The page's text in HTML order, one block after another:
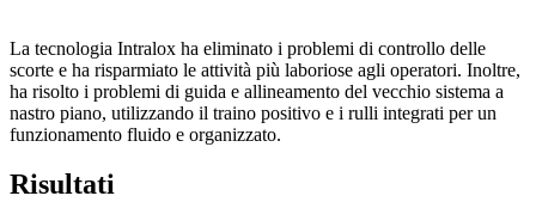
La tecnologia Intralox ha eliminato i problemi di controllo delle
scorte e ha risparmiato le attività più laboriose agli operatori. Inoltre,
ha risolto i problemi di guida e allineamento del vecchio sistema a
nastro piano, utilizzando il traino positivo e i rulli integrati per un
funzionamento fluido e organizzato.
Risultati